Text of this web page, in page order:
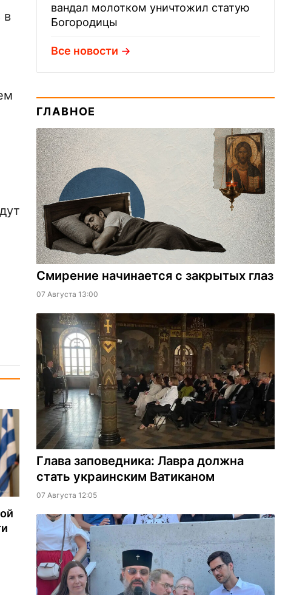
в
вандал молотком уничтожил статую
Богородицы
Все новости
ГЛАВНОЕ
Смирение начинается с закрытых глаз
07 Августа 13:00
Глава заповедника: Лавра должна
стать украинским Ватиканом
07 Августа 12:05